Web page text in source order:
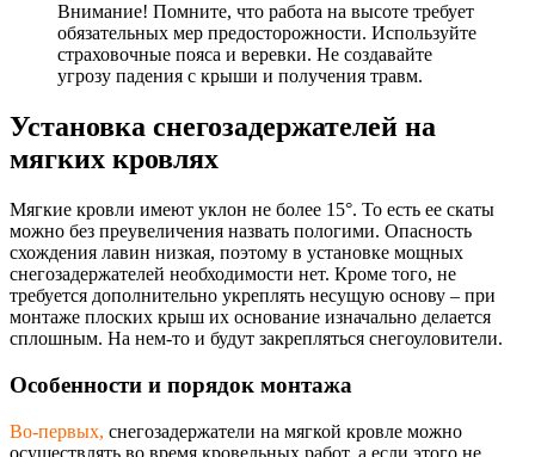
Внимание! Помните, что работа на высоте требует
обязательных мер предосторожности. Используйте
страховочные пояса и веревки. Не создавайте
угрозу падения с крыши и получения травм.
Установка снегозадержателей на
мягких кровлях
Мягкие кровли имеют уклон не более 15°. То есть ее скаты
можно без преувеличения назвать пологими. Опасность
схождения лавин низкая, поэтому в установке мощных
снегозадержателей необходимости нет. Кроме того, не
требуется дополнительно укреплять несущую основу – при
монтаже плоских крыш их основание изначально делается
сплошным. На нем-то и будут закрепляться снегоуловители.
Особенности и порядок монтажа
Во-первых, снегозадержатели на мягкой кровле можно
осуществлять во время кровельных работ, а если этого не